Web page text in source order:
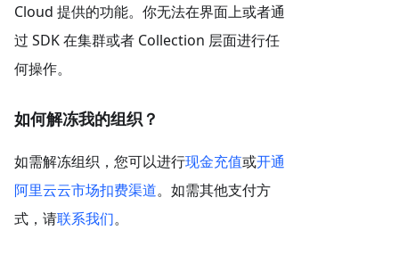
Cloud 提供的功能。你无法在界面上或者通
过 SDK 在集群或者 Collection 层面进行任
何操作。
如何解冻我的组织？
如需解冻组织，您可以进行现金充值或开通
阿里云云市场扣费渠道。如需其他支付方
式，请联系我们。